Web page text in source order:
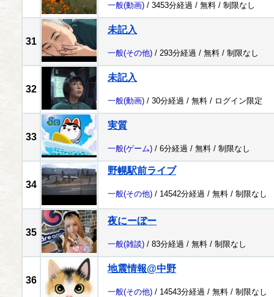
一般(動画) / 3453分経過 / 無料 / 制限なし
31
未記入
一般(その他) / 293分経過 / 無料 / 制限なし
32
未記入
一般(動画) / 30分経過 / 無料 / ログイン限定
33
実質
一般(ゲーム) / 6分経過 / 無料 / 制限なし
34
野幌駅前ライブ
一般(その他) / 14542分経過 / 無料 / 制限なし
35
夜にーぼー
一般(雑談) / 83分経過 / 無料 / 制限なし
36
地震情報@中野
一般(その他) / 14543分経過 / 無料 / 制限なし